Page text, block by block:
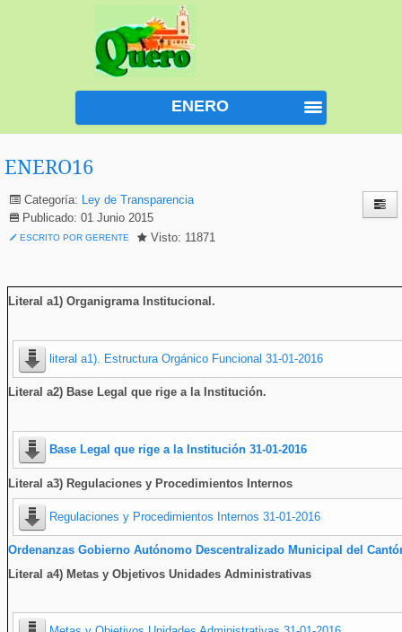
ENERO
ENERO16
Categoría: Ley de Transparencia
Publicado: 01 Junio 2015
ESCRITO POR GERENTE Visto: 11871
Literal a1) Organigrama Institucional .
literal a1). Estructura Orgánico Funcional 31-01-2016
Literal a2) Base Legal que rige a la Institución.
Base Legal que rige a la Institución 31-01-2016
Literal a3) Regulaciones y Procedimientos Internos
Regulaciones y Procedimientos Internos 31-01-2016
Ordenanzas Gobierno Autónomo Descentralizado Municipal del
Literal a4) Metas y Objetivos Unidades Administrativas